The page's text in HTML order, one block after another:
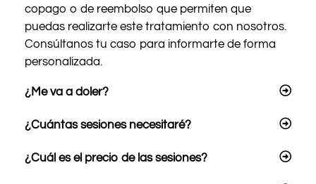
copago o de reembolso que permiten que
puedas realizarte este tratamiento con nosotros.
Consúltanos tu caso para informarte de forma
personalizada.
¿Me va a doler?
¿Cuántas sesiones necesitaré?
¿Cuál es el precio de las sesiones?